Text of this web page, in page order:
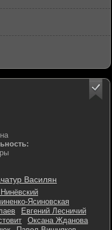
Василян
Ясиновская
Евгений Лесничий
Оксана Жданова